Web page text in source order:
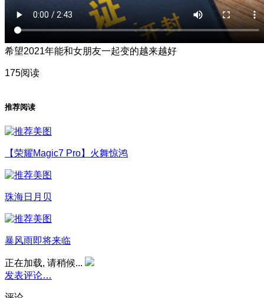
希望2021年能和女朋友一起变的越来越好
175阅读
推荐阅读
【荣耀Magic7 Pro】火舞惊鸿
珠海日月贝
暴风雨即将来临
正在加载, 请稍候...
发表评论…